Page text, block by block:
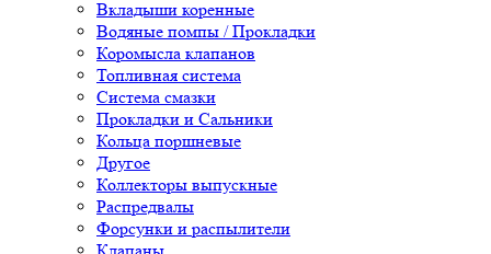
Вкладыши коренные
Водяные помпы / Прокладки
Коромысла клапанов
Топливная система
Система смазки
Прокладки и Сальники
Кольца поршневые
Другое
Коллекторы выпускные
Распредвалы
Форсунки и распылители